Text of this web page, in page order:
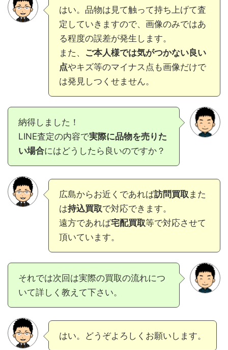
はい。品物は見て触って持ち上げて査
定していきますので、画像のみではあ
る程度の誤差が発生します。
また、 ご本人様では気がつかない良い
点やキズ等のマイナス点も画像だけで
は発見しつくせません。
納得しました！
LINE査定の内容で実際に品物を売りた
い場合にはどうしたら良いのですか？
広島からお近くであれば訪問買取 また
は持込買取で対応できます。
遠方であれば宅配買取等で対応させて
頂いています。
それでは次回は実際の買取の流れにつ
いて詳しく教えて下さい。
はい。どうぞよろしくお願いします。